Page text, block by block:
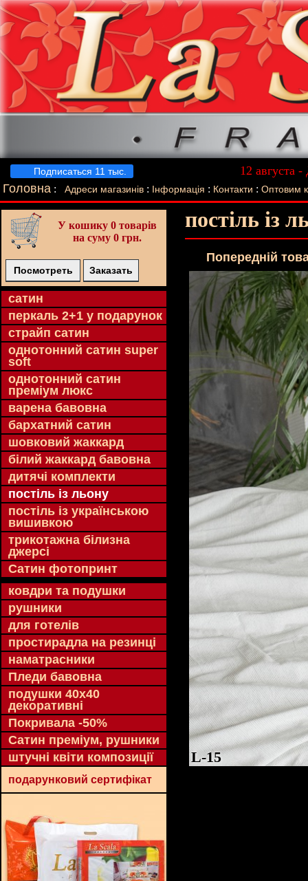
Подписаться 11 тыс.
12 августа
Лучший
Головна : Адреси магазинів : Інформація : Контакти : Оптовим
У кошику 0 товарів
на суму 0 грн.
Посмотреть Заказать
cатин
перкаль 2+1 у подарунок
страйп сатин
однотонний сатин super
soft
однотонний сатин
преміум люкс
варена бавовна
бархатний сатин
шовковий жаккард
білий жаккард бавовна
дитячі комплекти
постіль із льону
постіль із українською
вишивкою
трикотажна білизна
джерсі
Сатин фотопринт
ковдри та подушки
рушники
для готелів
простирадла на резинці
наматрасники
Пледи бавовна
подушки 40х40
декоративні
Покривала -50%
Сатин преміум, рушники
штучні квіти композиції
подарунковий сертифікат
постіль із
Попереднiй
L-15